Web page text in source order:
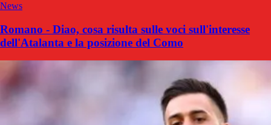
News
Romano - Diao, cosa risulta sulle voci sull'interesse
dell'Atalanta e la posizione del Como